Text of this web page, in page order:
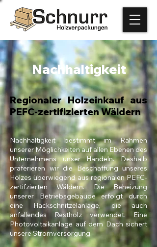
Nachhaltigkeit
Regionaler Holzeinkauf aus
PEFC-zertifizierten Wäldern
Nachhaltigkeit bestimmt im Rahmen
unserer Möglichkeiten auf allen Ebenen des
Unternehmens unser Handeln. Deshalb
präferieren wir die Beschaffung unseres
Holzes überwiegend aus regionalen PEFC-
zertifzierten Wäldern. Die Beheizung
unserer Betriebsgebäude erfolgt durch
eine Hackschnitzelanlage, die auch
anfallendes Restholz verwendet. Eine
Photovoltaikanlage auf dem Dach sichert
unsere Stromversorgung.